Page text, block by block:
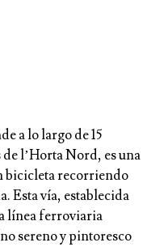
a lo largo de 15
l’Horta Nord, es una
bicicleta recorriendo
Esta vía, establecida
línea ferroviaria
sereno y pintoresco